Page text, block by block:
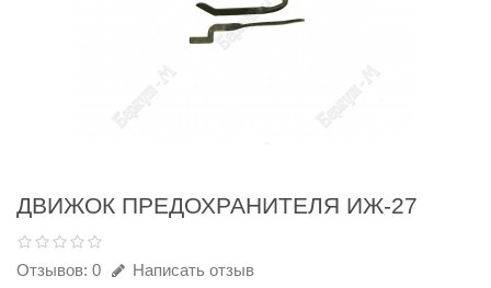
ДВИЖОК ПРЕДОХРАНИТЕЛЯ ИЖ-27
Отзывов: 0 Написать отзыв